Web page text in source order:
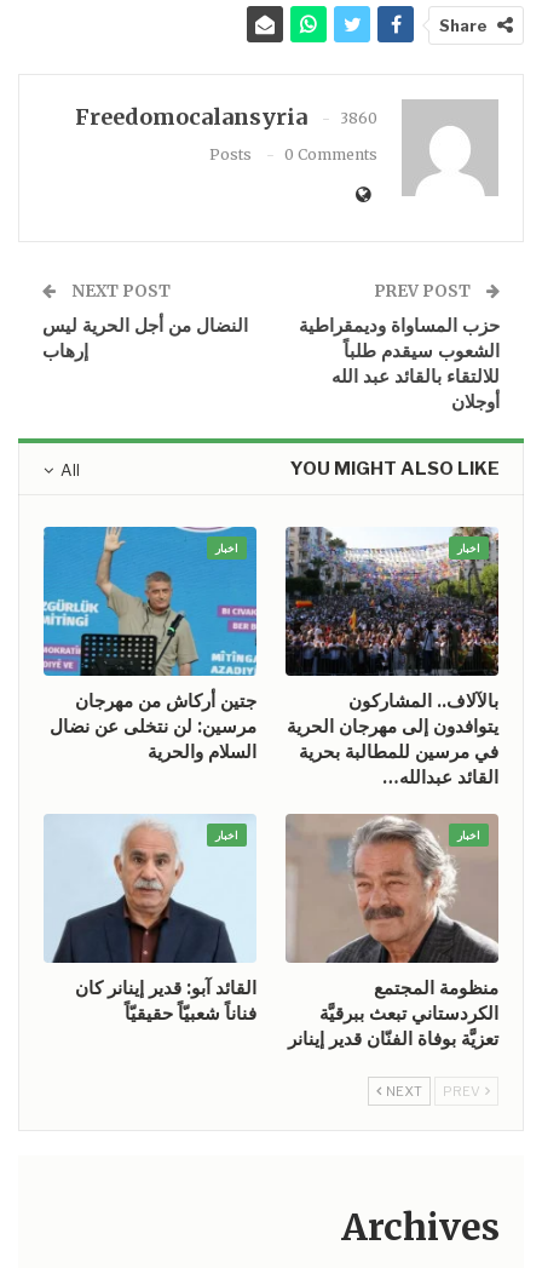
Share
Freedomocalansyria
3860
Posts
0 Comments
حزب المساواة وديمقراطية
الشعوب سيقدم طلباً
للالتقاء بالقائد عبد الله
أوجلان
NEXT POST
النضال من أجل الحرية ليس
إرهاب
All YOU MIGHT ALSO LIKE
اخبار
بالآلاف.. المشاركون
يتوافدون إلى مهرجان الحرية
في مرسين للمطالبة بحرية
القائد عبدالله…
اخبار
جتين أركاش من مهرجان
مرسين: لن نتخلى عن نضال
السلام والحرية
اخبار
منظومة المجتمع
الكردستاني تبعث ببرقيَّة
تعزيَّة بوفاة الفنّان قدير إينانر
اخبار
القائد آبو: قدير إينانر كان
فناناً شعبيّاً حقيقيّاً
NEXT
Archives